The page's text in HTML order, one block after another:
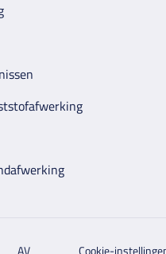
AV Cookie-